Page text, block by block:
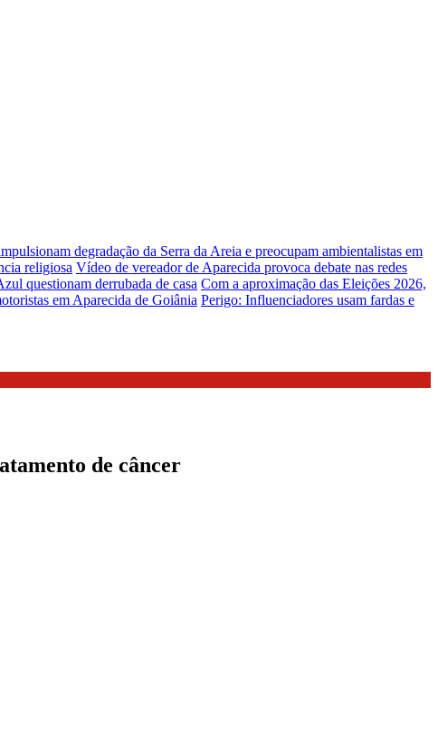
degradação da Serra da Areia e preocupam ambientalistas em
religiosa Vídeo de vereador de Aparecida provoca debate nas redes
questionam derrubada de casa Com a aproximação das Eleições 2026,
em Aparecida de Goiânia Perigo: Influenciadores usam fardas e
de câncer